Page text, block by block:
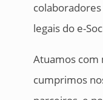
legais do e-
Atuamos com
cumprimos